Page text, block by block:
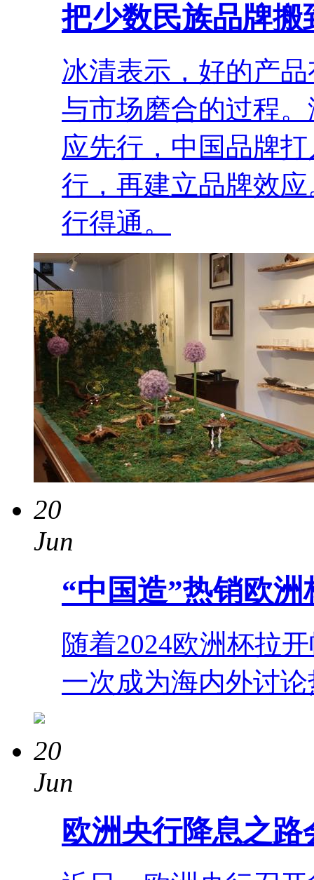
把少数民族品牌
冰清表示，好的产
与市场磨合的过程
应先行，中国品牌
行，再建立品牌效
行得通。
20
Jun
“中国造”热销欧洲
随着2024欧洲杯拉
一次成为海内外讨
20
Jun
欧洲央行降息之路